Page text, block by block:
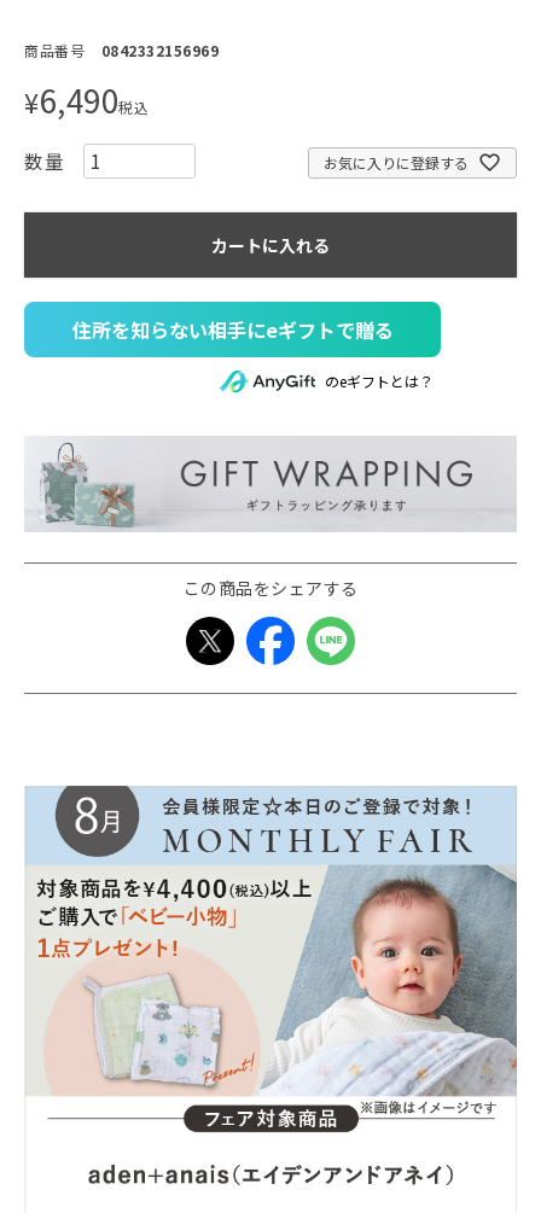
商品番号 0842332156969
¥6,490税込
お気に入りに登録する
カートに入れる
住所を知らない相手にeギフトで贈る
のeギフトとは？
この商品をシェアする